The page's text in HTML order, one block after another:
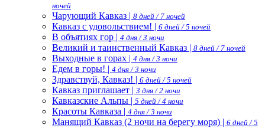
ночей
Чарующий Кавказ | 8 дней / 7 ночей
Кавказ с удовольствием! | 6 дней / 5 ночей
В объятиях гор | 4 дня / 3 ночи
Великий и таинственный Кавказ | 8 дней / 7 ночей
Выходные в горах | 4 дня / 3 ночи
Едем в горы! | 4 дня / 3 ночи
Здравствуй, Кавказ! | 6 дней / 5 ночей
Кавказ приглашает | 3 дня / 2 ночи
Кавказские Альпы | 5 дней / 4 ночи
Красоты Кавказа | 4 дня / 3 ночи
Манящий Кавказ (2 ночи на берегу моря) | 6 дней / 5